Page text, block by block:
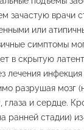
зачастую врачи
или
симптомы
в скрытую
лечения
разрушая мозг
и сердце.
ранней стадии)